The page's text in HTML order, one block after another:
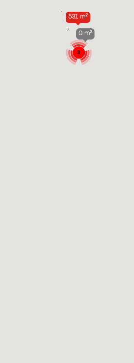
531 m²
0 m²
3